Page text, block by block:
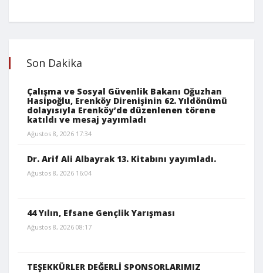
Son Dakika
Çalışma ve Sosyal Güvenlik Bakanı Oğuzhan
Hasipoğlu, Erenköy Direnişinin 62. Yıldönümü
dolayısıyla Erenköy’de düzenlenen törene
katıldı ve mesaj yayımladı
Ağustos 8, 2026 17:34
Dr. Arif Ali Albayrak 13. Kitabını yayımladı.
Ağustos 8, 2026 16:04
44 Yılın, Efsane Gençlik Yarışması
Ağustos 8, 2026 08:17
TEŞEKKÜRLER DEĞERLİ SPONSORLARIMIZ